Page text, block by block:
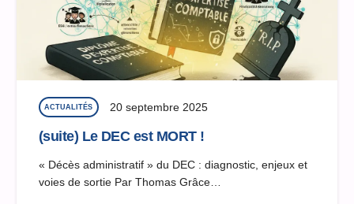
ACTUALITÉS 20 septembre 2025
(suite) Le DEC est MORT !
« Décès administratif » du DEC : diagnostic, enjeux et
voies de sortie Par Thomas Grâce…